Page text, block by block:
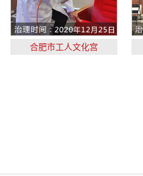
合肥市工人文化宫